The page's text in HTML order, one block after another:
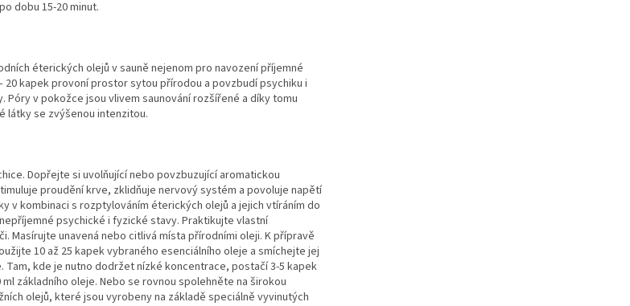
dobu 15-20 minut.
éterických olejů v sauně nejenom pro navození příjemné
20 kapek provoní prostor sytou přírodou a povzbudí psychiku i
v pokožce jsou vlivem saunování rozšířené a díky tomu
látky se zvýšenou intenzitou.
Dopřejte si uvolňující nebo povzbuzující aromatickou
proudění krve, zklidňuje nervový systém a povoluje napětí
v kombinaci s rozptylováním éterických olejů a jejich vtíráním do
psychické i fyzické stavy. Praktikujte vlastní
Masírujte unavená nebo citlivá místa přírodními oleji. K přípravě
10 až 25 kapek vybraného esenciálního oleje a smíchejte jej
Tam, kde je nutno dodržet nízké koncentrace, postačí 3-5 kapek
základního oleje. Nebo se rovnou spolehněte na širokou
olejů, které jsou vyrobeny na základě speciálně vyvinutých